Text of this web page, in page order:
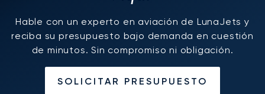
Hable con un experto en aviación de LunaJets y
reciba su presupuesto bajo demanda en cuestión
de minutos. Sin compromiso ni obligación.
SOLICITAR PRESUPUESTO